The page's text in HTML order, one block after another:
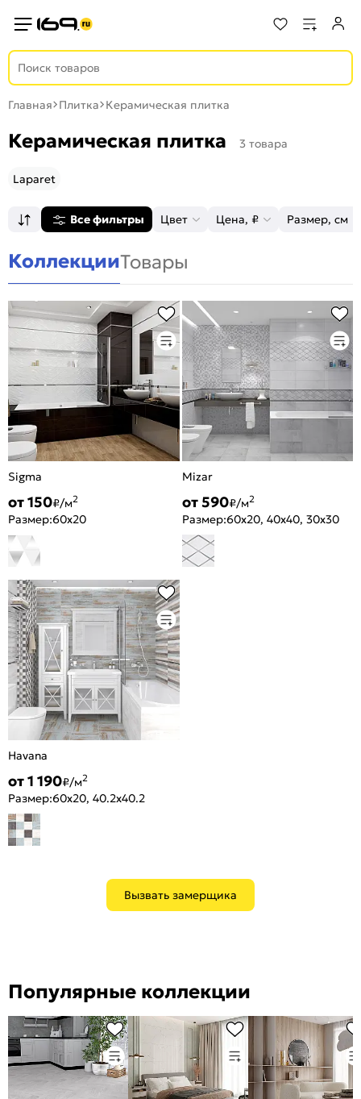
Главная Плитка Керамическая плитка
Керамическая плитка 3 товара
Laparet
Все фильтры Цвет Цена, ₽ Размер, см
КоллекцииТовары
Sigma
от 150₽/м2
Размер:60x20
Mizar
от 590₽/м2
Размер:60x20, 40x40, 30x30
Havana
от 1 190₽/м2
Размер:60x20, 40.2x40.2
Вызвать замерщика
Популярные коллекции